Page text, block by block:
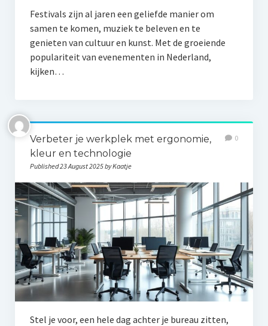
Festivals zijn al jaren een geliefde manier om
samen te komen, muziek te beleven en te
genieten van cultuur en kunst. Met de groeiende
populariteit van evenementen in Nederland,
kijken…
Verbeter je werkplek met ergonomie,
kleur en technologie
Published 23 August 2025 by Kaatje
0
Stel je voor, een hele dag achter je bureau zitten,